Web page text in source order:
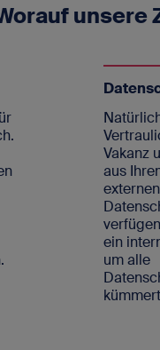
unsere
Vakanz
aus
externen
ein
um alle